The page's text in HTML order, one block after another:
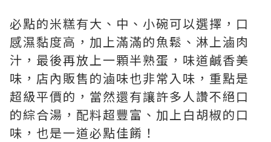
必點的米糕有大、中、小碗可以選擇，口
感濕黏度高，加上滿滿的魚鬆、淋上滷肉
汁，最後再放上一顆半熟蛋，味道鹹香美
味，店內販售的滷味也非常入味，重點是
超級平價的，當然還有讓許多人讚不絕口
的綜合湯，配料超豐富、加上白胡椒的口
味，也是一道必點佳餚！